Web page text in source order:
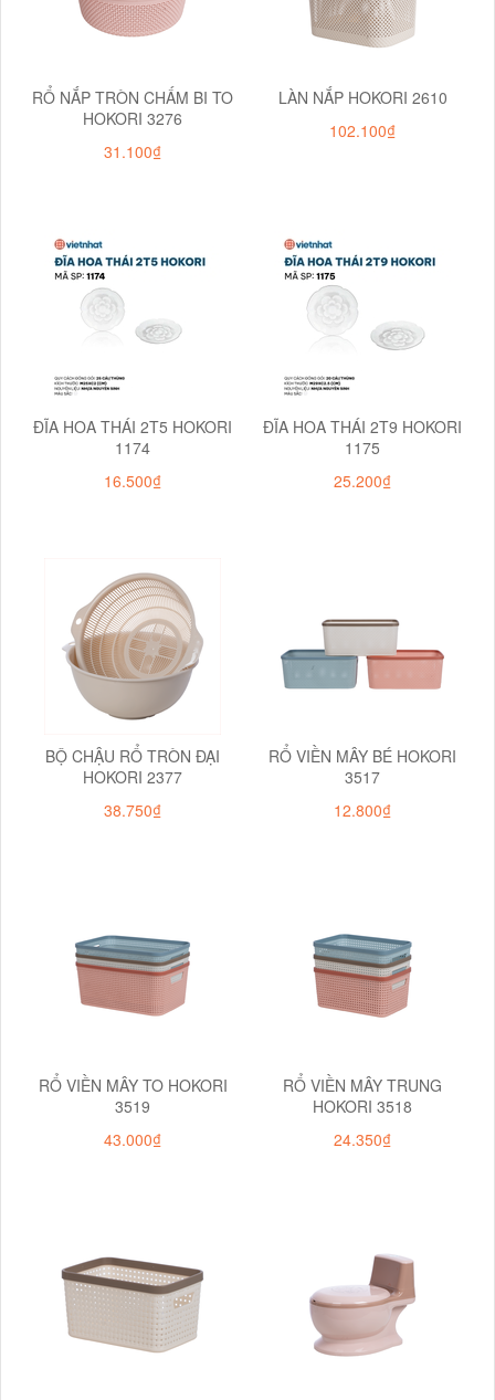
RỔ NẮP TRÒN CHẤM BI TO
HOKORI 3276
31.100₫
LÀN NẮP HOKORI 2610
102.100₫
ĐĨA HOA THÁI 2T5 HOKORI
1174
16.500₫
ĐĨA HOA THÁI 2T9 HOKORI
1175
25.200₫
BỘ CHẬU RỔ TRÒN ĐẠI
HOKORI 2377
38.750₫
RỔ VIỀN MÂY BÉ HOKORI
3517
12.800₫
RỔ VIỀN MÂY TO HOKORI
3519
43.000₫
RỔ VIỀN MÂY TRUNG
HOKORI 3518
24.350₫